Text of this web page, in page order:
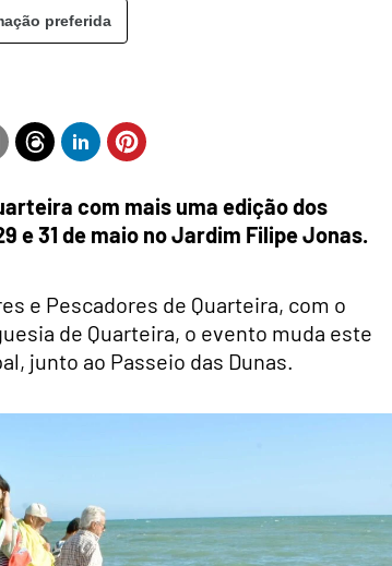
preferida
com mais uma edição dos
e 31 de maio no Jardim Filipe Jonas.
e Pescadores de Quarteira, com o
de Quarteira, o evento muda este
junto ao Passeio das Dunas.